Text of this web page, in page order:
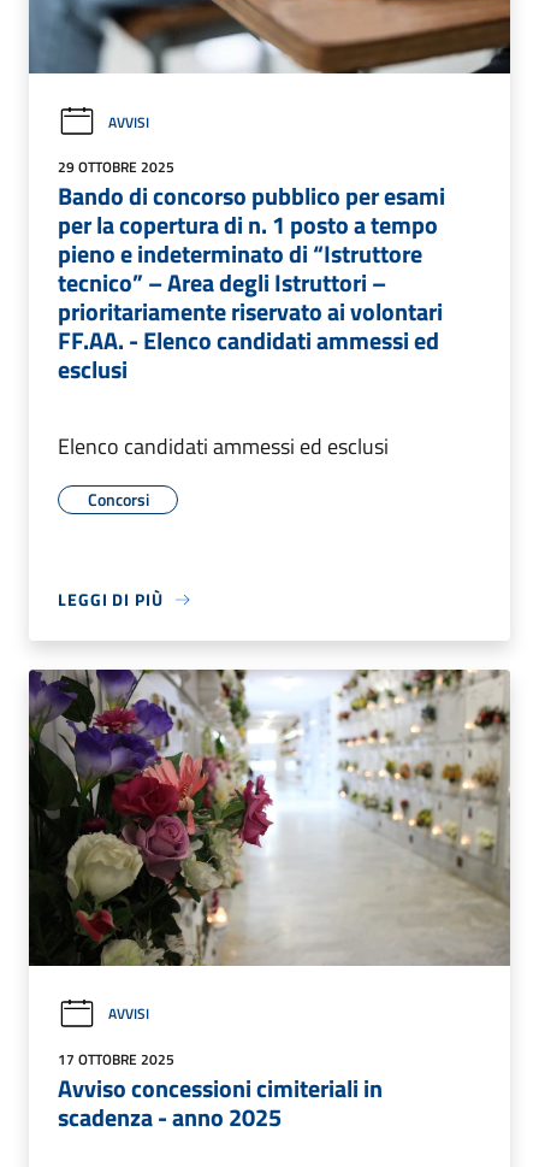
AVVISI
29 OTTOBRE 2025
Bando di concorso pubblico per esami
per la copertura di n. 1 posto a tempo
pieno e indeterminato di “Istruttore
tecnico” – Area degli Istruttori –
prioritariamente riservato ai volontari
FF.AA. - Elenco candidati ammessi ed
esclusi
Elenco candidati ammessi ed esclusi
Concorsi
LEGGI DI PIÙ
AVVISI
17 OTTOBRE 2025
Avviso concessioni cimiteriali in
scadenza - anno 2025